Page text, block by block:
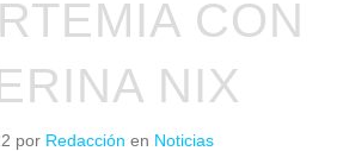
CON
NIX
por Redacción en Noticias